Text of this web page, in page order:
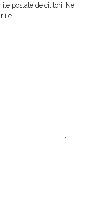
postate de cititori. Ne